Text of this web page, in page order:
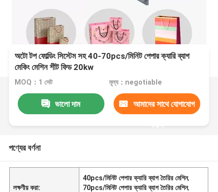
অটো টপ ফোল্ডিং সিস্টেম সহ 40-70pcs/মিনিট পেপার ক্যারি ব্যাগ
মেকিং মেশিন শীট ফিড 20kw
MOQ：1 সেট মূল্য：negotiable
ভালো দাম আমাদের সাথে যোগাযোগ
করুন
পণ্যের বর্ণনা
লক্ষণীয় করা:
40pcs/মিনিট পেপার ক্যারি ব্যাগ তৈরির মেশিন,
70pcs/মিনিট পেপার ক্যারি ব্যাগ তৈরির মেশিন,